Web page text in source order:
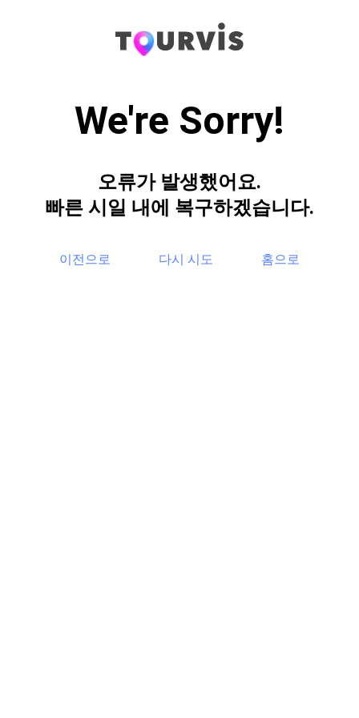
We're Sorry!
오류가 발생했어요.
빠른 시일 내에 복구하겠습니다.
이전으로 다시 시도 홈으로